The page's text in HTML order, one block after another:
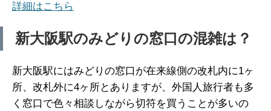
詳細はこちら
新大阪駅のみどりの窓口の混雑は？
新大阪駅にはみどりの窓口が在来線側の改札内に1ヶ
所、改札外に4ヶ所とありますが、外国人旅行者も多
く窓口で色々相談しながら切符を買うことが多いの